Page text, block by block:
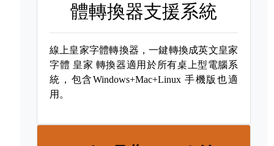
體轉換器支援系統
線上皇家字體轉換器，一鍵轉換成英文皇家
字體 皇家 轉換器適用於所有桌上型電腦系
統，包含Windows+Mac+Linux 手機版也適
用。